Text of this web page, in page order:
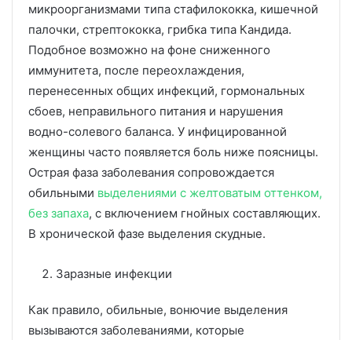
микроорганизмами типа стафилококка, кишечной
палочки, стрептококка, грибка типа Кандида.
Подобное возможно на фоне сниженного
иммунитета, после переохлаждения,
перенесенных общих инфекций, гормональных
сбоев, неправильного питания и нарушения
водно-солевого баланса. У инфицированной
женщины часто появляется боль ниже поясницы.
Острая фаза заболевания сопровождается
обильными выделениями с желтоватым оттенком,
без запаха, с включением гнойных составляющих.
В хронической фазе выделения скудные.
Заразные инфекции
Как правило, обильные, вонючие выделения
вызываются заболеваниями, которые